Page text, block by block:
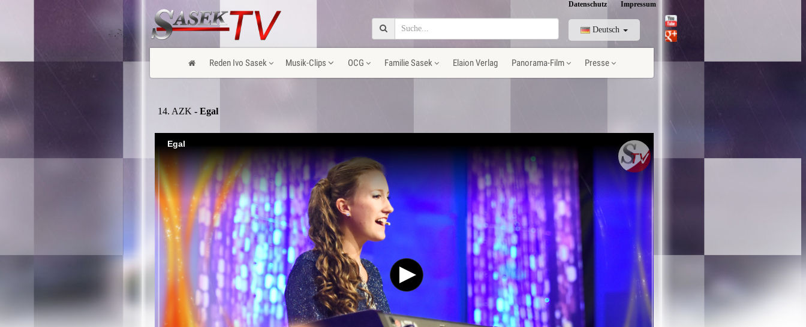
Datenschutz Impressum
Deutsch
Reden Ivo Sasek Musik-Clips OCG Familie Sasek Elaion Verlag Panorama-Film Presse
14. AZK - Egal
Egal